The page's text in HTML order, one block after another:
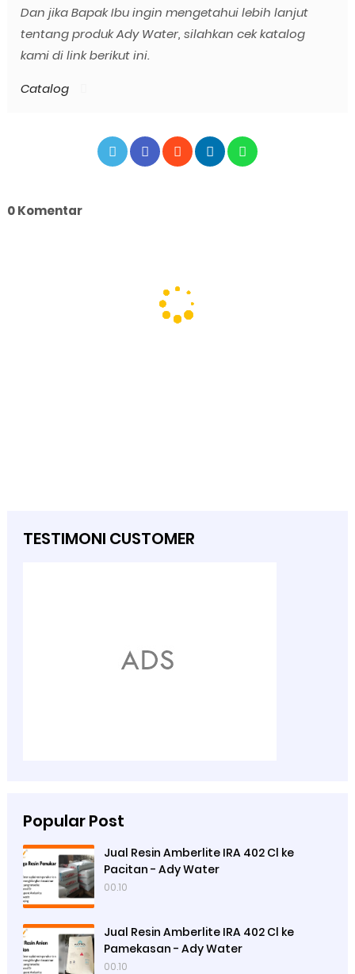
Dan jika Bapak Ibu ingin mengetahui lebih lanjut
tentang produk Ady Water, silahkan cek katalog
kami di link berikut ini.
Catalog
0 Komentar
TESTIMONI CUSTOMER
Popular Post
Jual Resin Amberlite IRA 402 Cl ke
Pacitan - Ady Water
00.10
Jual Resin Amberlite IRA 402 Cl ke
Pamekasan - Ady Water
00.10